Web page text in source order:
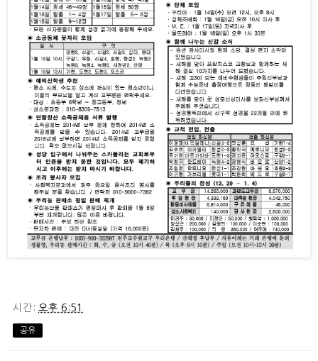
시간: 오후 6:51
공유